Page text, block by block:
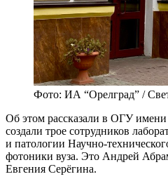
Фото: ИА “Орелград” /
Об этом рассказали в ОГУ
создали трое сотрудников
и патологии Научно-
фотоники вуза. Это Андрей
Евгения Серёгина.